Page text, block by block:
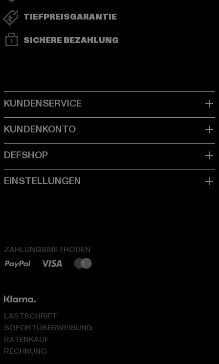
TIEFPREISGARANTIE
SICHERE BEZAHLUNG
ZAHLUNGSMETHODEN
LASTSCHRIFT
SOFORTÜBERWEISUNG
RATENKAUF
RECHNUNG